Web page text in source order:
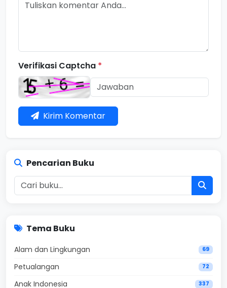
Verifikasi Captcha *
Kirim Komentar
Pencarian Buku
Tema Buku
Alam dan Lingkungan 69
Petualangan 72
Anak Indonesia 337